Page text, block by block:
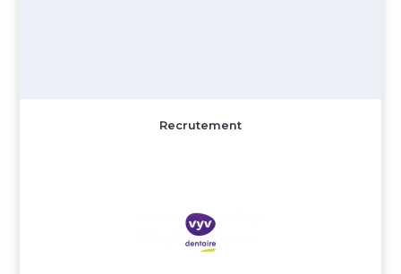
Recrutement